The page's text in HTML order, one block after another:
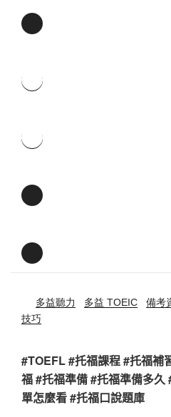
多益聽力 多益 TOEIC 備考
技巧
#TOEFL #托福課程 #托福補
福 #托福準備 #托福準備多
單怎麼看 #托福口說題庫